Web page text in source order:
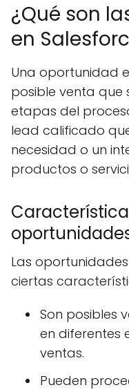
¿Qué son
en
Una oportunidad
posible venta que
etapas del
lead calificado
necesidad o un
productos o
Las
ciertas
Son posibles
en diferentes
ventas.
Pueden